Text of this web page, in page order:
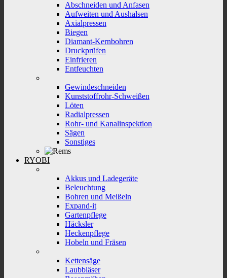
Abschneiden und Anfasen
Aufweiten und Aushalsen
Axialpressen
Biegen
Diamant-Kernbohren
Druckprüfen
Einfrieren
Entfeuchten
Gewindeschneiden
Kunststoffrohr-Schweißen
Löten
Radialpressen
Rohr- und Kanalinspektion
Sägen
Sonstiges
RYOBI
Akkus und Ladegeräte
Beleuchtung
Bohren und Meißeln
Expand-it
Gartenpflege
Häcksler
Heckenpflege
Hobeln und Fräsen
Kettensäge
Laubbläser